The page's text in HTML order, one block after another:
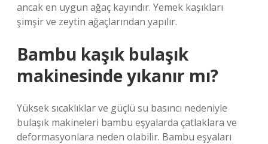
ancak en uygun ağaç kayındır. Yemek kaşıkları
şimşir ve zeytin ağaçlarından yapılır.
Bambu kaşık bulaşık
makinesinde yıkanır mı?
Yüksek sıcaklıklar ve güçlü su basıncı nedeniyle
bulaşık makineleri bambu eşyalarda çatlaklara ve
deformasyonlara neden olabilir. Bambu eşyaları